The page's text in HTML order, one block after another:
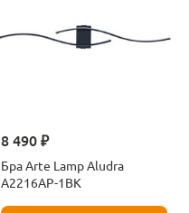
8 490 ₽
Бра Arte Lamp Aludra
A2216AP-1BK